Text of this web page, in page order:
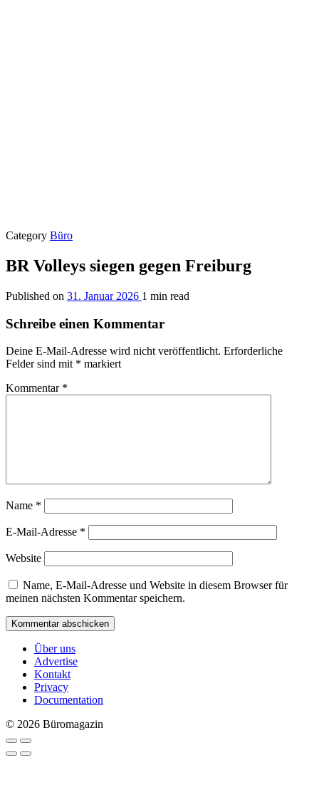
Category Büro
BR Volleys siegen gegen Freiburg
Published on 31. Januar 2026 1 min read
Schreibe einen Kommentar
Deine E-Mail-Adresse wird nicht veröffentlicht. Erforderliche
Felder sind mit * markiert
Kommentar *
Name *
E-Mail-Adresse *
Website
Name, E-Mail-Adresse und Website in diesem Browser für
meinen nächsten Kommentar speichern.
Über uns
Advertise
Kontakt
Privacy
Documentation
© 2026 Büromagazin